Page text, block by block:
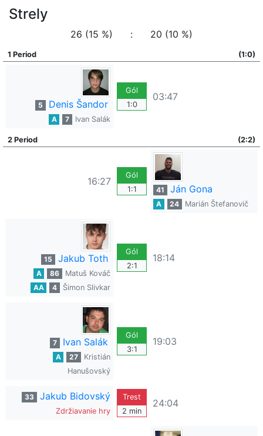
Strely
26 (15 %) : 20 (10 %)
1 Period (1:0)
5 Denis Šandor
A 7 Ivan Salák
Gól
1:0
03:47
2 Period (2:2)
16:27
Gól
1:1
41 Ján Gona
A 24 Marián Štefanovič
15 Jakub Toth
A 86
Matuš Kováč
AA
4 Šimon Slivkar
Gól
2:1
18:14
7 Ivan Salák
A 27
Kristián
Hanušovský
Gól
3:1
19:03
33 Jakub Bidovský
Zdržiavanie hry
Trest
2 min
24:04